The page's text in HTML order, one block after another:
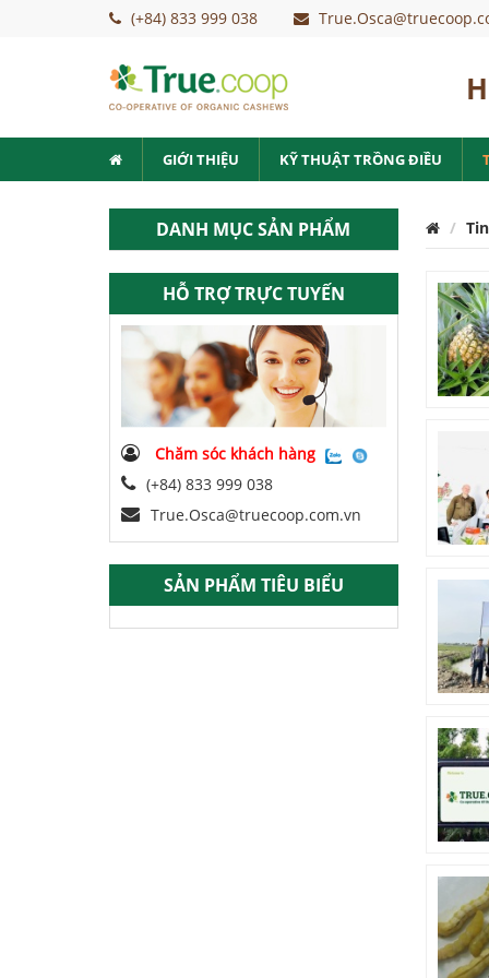
(+84) 833 999 038
GIỚI THIỆU KỸ THUẬT TRỒNG ĐIỀU
DANH MỤC SẢN PHẨM
HỖ TRỢ TRỰC TUYẾN
Chăm sóc khách hàng
(+84) 833 999 038
True.Osca@truecoop.com.vn
SẢN PHẨM TIÊU BIỂU